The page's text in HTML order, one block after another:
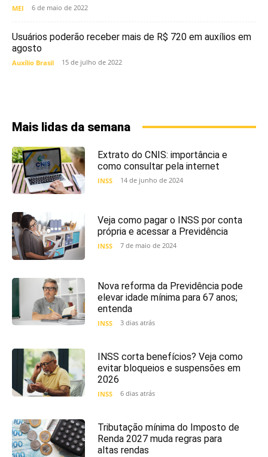
MEI 6 de maio de 2022
Usuários poderão receber mais de R$ 720 em auxílios em
agosto
Auxílio Brasil 15 de julho de 2022
Mais lidas da semana
Extrato do CNIS: importância e
como consultar pela internet
INSS 14 de junho de 2024
Veja como pagar o INSS por conta
própria e acessar a Previdência
INSS 7 de maio de 2024
Nova reforma da Previdência pode
elevar idade mínima para 67 anos;
entenda
INSS 3 dias atrás
INSS corta benefícios? Veja como
evitar bloqueios e suspensões em
2026
INSS 6 dias atrás
Tributação mínima do Imposto de
Renda 2027 muda regras para
altas rendas